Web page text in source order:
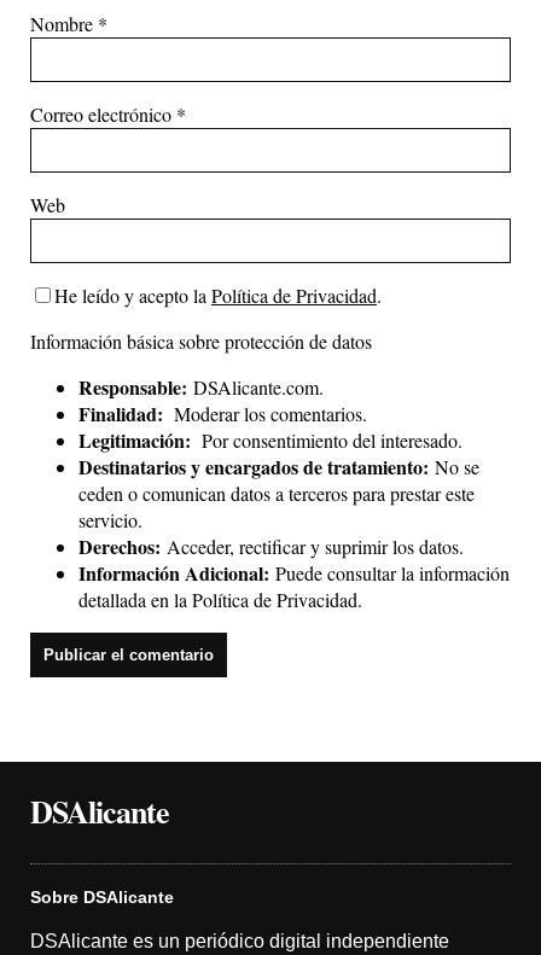
Nombre *
Correo electrónico *
Web
He leído y acepto la Política de Privacidad.
Información básica sobre protección de datos
Responsable: DSAlicante.com.
Finalidad: Moderar los comentarios.
Legitimación: Por consentimiento del interesado.
Destinatarios y encargados de tratamiento: No se
ceden o comunican datos a terceros para prestar este
servicio.
Derechos: Acceder, rectificar y suprimir los datos.
Información Adicional: Puede consultar la información
detallada en la Política de Privacidad.
DSAlicante
Sobre DSAlicante
DSAlicante es un periódico digital independiente